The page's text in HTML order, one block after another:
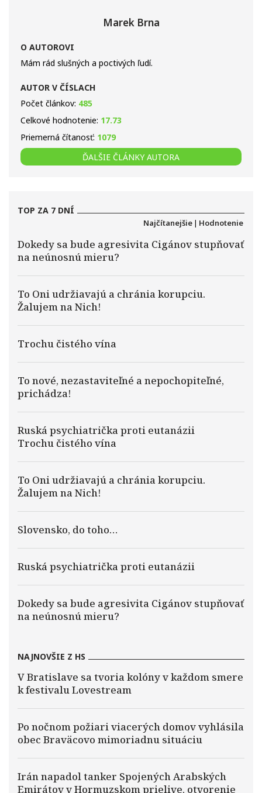
Marek Brna
O AUTOROVI
Mám rád slušných a poctivých ľudí.
AUTOR V ČÍSLACH
Počet článkov: 485
Celkové hodnotenie: 17.73
Priemerná čítanosť: 1079
ĎALŠIE ČLÁNKY AUTORA
TOP ZA 7 DNÍ
Najčítanejšie | Hodnotenie
Dokedy sa bude agresivita Cigánov stupňovať
na neúnosnú mieru?
To Oni udržiavajú a chránia korupciu.
Žalujem na Nich!
Trochu čistého vína
To nové, nezastaviteľné a nepochopiteľné,
prichádza!
Ruská psychiatrička proti eutanázii
Trochu čistého vína
To Oni udržiavajú a chránia korupciu.
Žalujem na Nich!
Slovensko, do toho…
Ruská psychiatrička proti eutanázii
Dokedy sa bude agresivita Cigánov stupňovať
na neúnosnú mieru?
NAJNOVŠIE Z HS
V Bratislave sa tvoria kolóny v každom smere
k festivalu Lovestream
Po nočnom požiari viacerých domov vyhlásila
obec Braväcovo mimoriadnu situáciu
Irán napadol tanker Spojených Arabských
Emirátov v Hormuzskom prielive, otvorenie